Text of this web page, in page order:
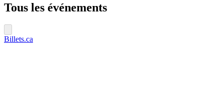
Tous les événements
Billets.ca